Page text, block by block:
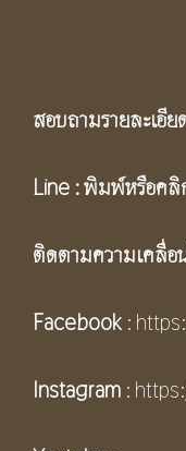
สอบถามรายละเอี
Line :พิมพ์หรือคลิ
ติดตามความเคลื่อ
Facebook :
Instagram :